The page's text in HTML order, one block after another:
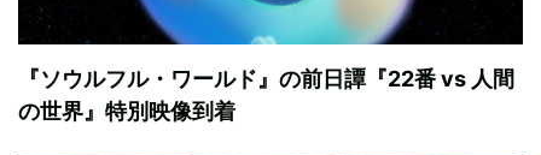
『ソウルフル・ワールド』の前日譚『22番 vs 人間
の世界』特別映像到着